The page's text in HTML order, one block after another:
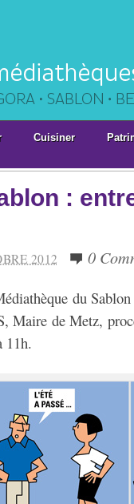
Cuisiner
:
2012 0
du
Maire de Metz,
11h.